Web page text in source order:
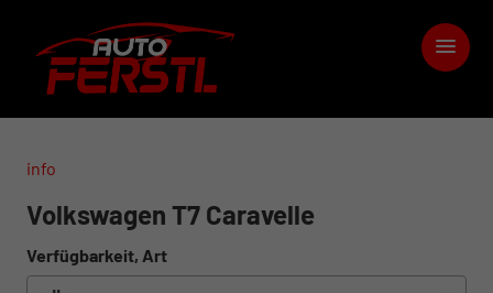
info
Volkswagen T7 Caravelle
Verfügbarkeit, Art